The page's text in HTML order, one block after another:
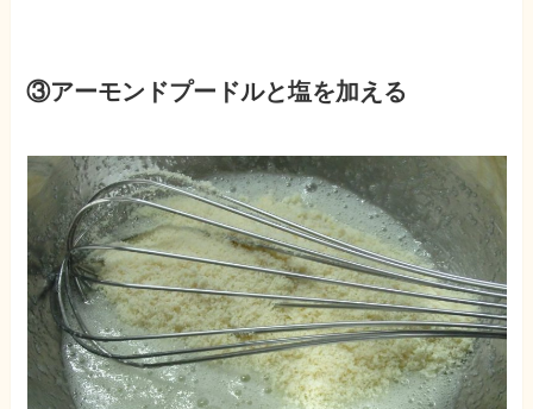
③アーモンドプードルと塩を加える